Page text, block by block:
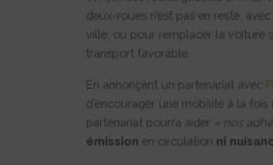
deux-roues n’est pas en reste,
ville, ou pour remplacer la voiture
transport favorable.
En annonçant un partenariat avec
d’encourager une mobilité à la fois
partenariat pourra aider « nos
émission en circulation ni